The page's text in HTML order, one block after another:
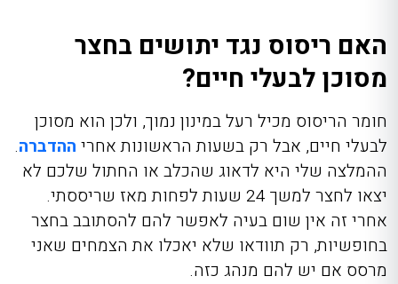
האם ריסוס נגד יתושים בחצר
מסוכן לבעלי חיים?
חומר הריסוס מכיל רעל במינון נמוך, ולכן הוא מסוכן
לבעלי חיים, אבל רק בשעות הראשונות אחרי ההדברה.
ההמלצה שלי היא לדאוג שהכלב או החתול שלכם לא
יצאו לחצר למשך 24 שעות לפחות מאז שריססתי.
אחרי זה אין שום בעיה לאפשר להם להסתובב בחצר
בחופשיות, רק תוודאו שלא יאכלו את הצמחים שאני
מרסס אם יש להם מנהג כזה.